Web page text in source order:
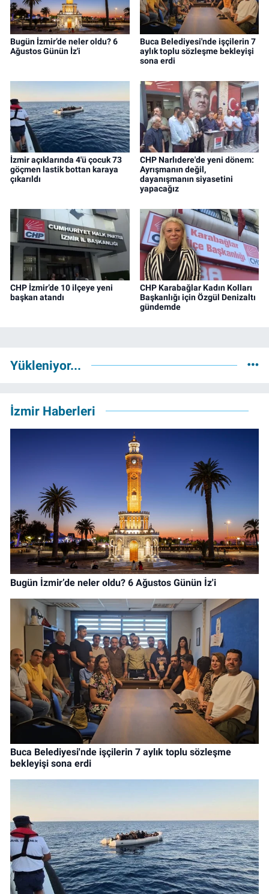
Bugün İzmir’de neler oldu? 6
Ağustos Günün İz'i
Buca Belediyesi'nde işçilerin 7
aylık toplu sözleşme bekleyişi
sona erdi
İzmir açıklarında 4'ü çocuk 73
göçmen lastik bottan karaya
çıkarıldı
CHP Narlıdere'de yeni dönem:
Ayrışmanın değil,
dayanışmanın siyasetini
yapacağız
CHP İzmir’de 10 ilçeye yeni
başkan atandı
CHP Karabağlar Kadın Kolları
Başkanlığı için Özgül Denizaltı
gündemde
Yükleniyor...
İzmir Haberleri
Bugün İzmir’de neler oldu? 6 Ağustos Günün İz'i
Buca Belediyesi'nde işçilerin 7 aylık toplu sözleşme
bekleyişi sona erdi